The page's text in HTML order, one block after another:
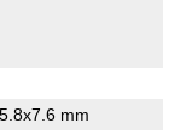
mm